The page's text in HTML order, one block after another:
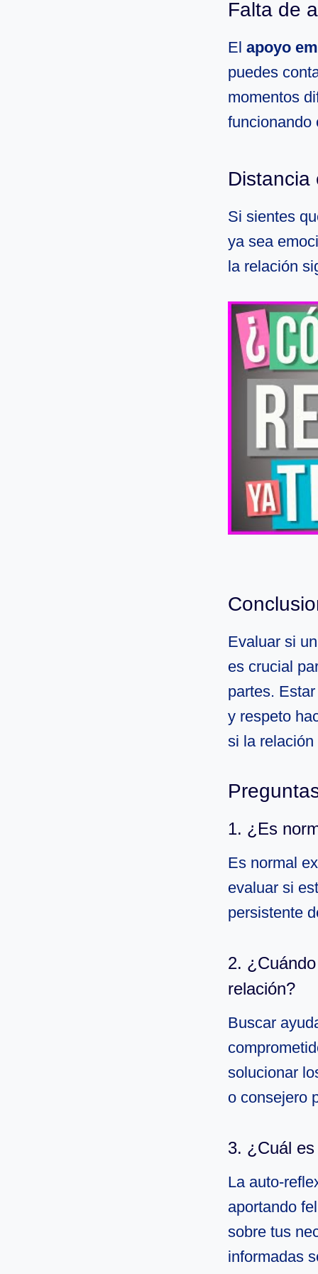
Falta de
El apoyo
puedes
momentos
funcionando
Distancia
Si sientes
ya sea
la relación
Evaluar si
es crucial
partes.
y respeto
si la
1. ¿Es
Es normal
evaluar si
persistente
2.
relación?
Buscar
solucionar
o consejero
3. ¿Cuál
La auto-
aportando
sobre tus
informadas